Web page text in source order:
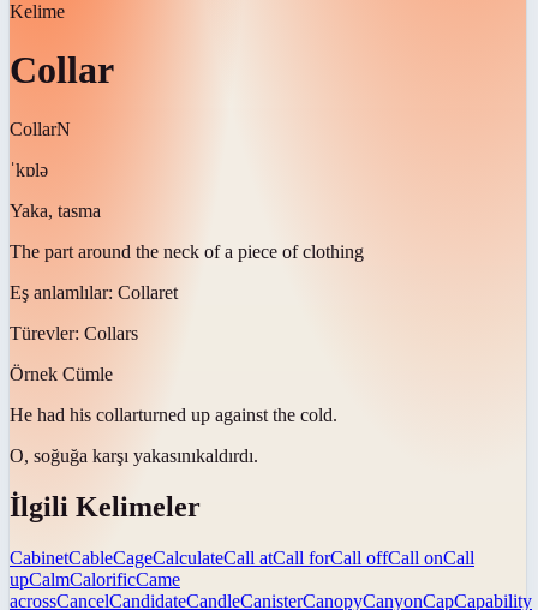
Kelime
Collar
CollarN
ˈkɒlə
Yaka, tasma
The part around the neck of a piece of clothing
Eş anlamlılar: Collaret
Türevler: Collars
Örnek Cümle
He had his collarturned up against the cold.
O, soğuğa karşı yakasınıkaldırdı.
İlgili Kelimeler
CabinetCableCageCalculateCall atCall forCall offCall onCall
upCalmCalorificCame
acrossCancelCandidateCandleCanisterCanopyCanyonCapCapability